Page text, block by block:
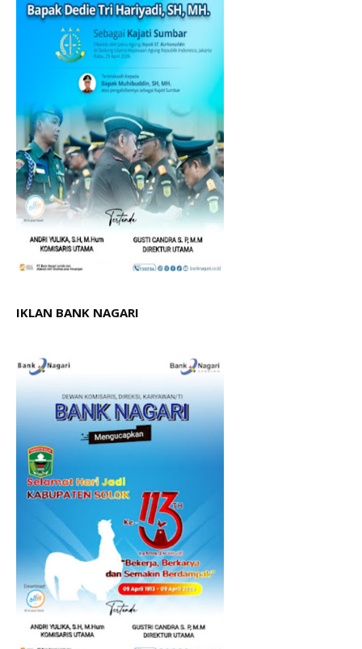
IKLAN BANK NAGARI